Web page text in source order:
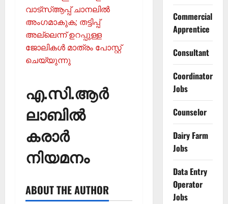
വാട്‌സ്ആപ്പ് ചാനലില്‍
അംഗമാകുക; തട്ടിപ്പ്
അല്ലെന്ന് ഉറപ്പുള്ള
ജോലികള്‍ മാത്രം പോസ്റ്റ്
ചെയ്യുന്നു
എ.സി.ആർ
ലാബിൽ
കരാർ
നിയമനം
ABOUT THE AUTHOR
Commercial
Apprentice
Consultant
Coordinator
Jobs
Counselor
Dairy Farm
Jobs
Data Entry
Operator
Jobs